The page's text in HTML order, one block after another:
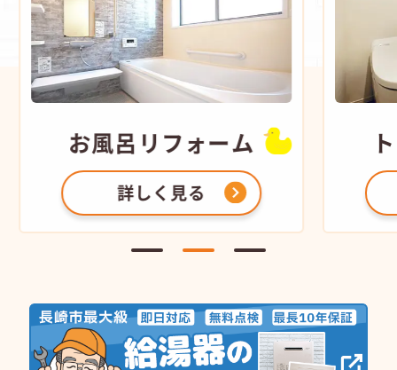
お風呂 リフォーム
詳しく見る